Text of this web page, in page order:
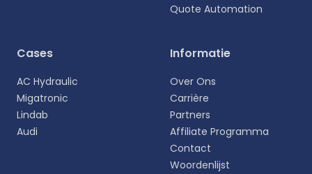
Selecteer uw taal
persoonlijke ervaring.
Quote Automation
Cases
AC Hydraulic
Migatronic
Lindab
Audi
Informatie
Over Ons
Carrière
Partners
Affiliate Programma
Contact
Woordenlijst